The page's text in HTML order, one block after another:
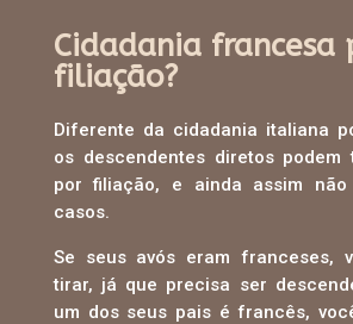
Cidadania francesa
filiação?
Diferente da cidadania italiana
os descendentes diretos podem
por filiação, e ainda assim
casos.
Se seus avós eram franceses,
tirar, já que precisa ser
um dos seus pais é francês,